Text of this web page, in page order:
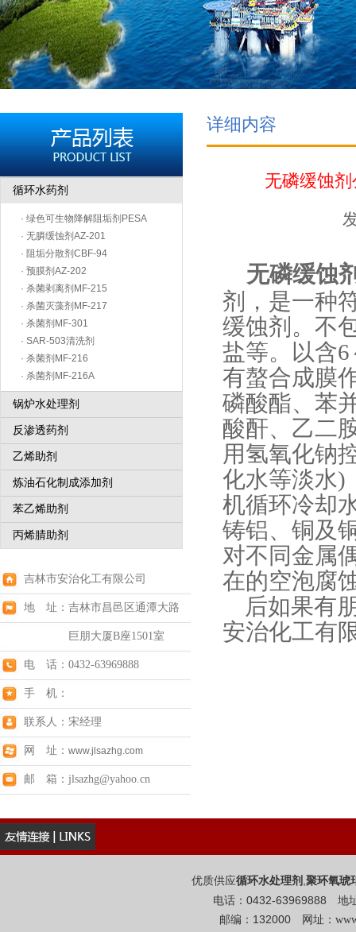
循环水药剂
· 绿色可生物降解阻垢剂PESA
· 无膦缓蚀剂AZ-201
· 阻垢分散剂CBF-94
· 预膜剂AZ-202
· 杀菌剥离剂MF-215
· 杀菌灭藻剂MF-217
· 杀菌剂MF-301
· SAR-503清洗剂
· 杀菌剂MF-216
· 杀菌剂MF-216A
锅炉水处理剂
反渗透药剂
乙烯助剂
炼油石化制成添加剂
苯乙烯助剂
丙烯腈助剂
吉林市安治化工有限公司
地 址：吉林市昌邑区通潭大路
巨朋大厦B座1501室
电 话：0432-63969888
手 机：
联系人：宋经理
网 址： www.jlsazhg.com
邮 箱：jlsazhg@yahoo.cn
详细内容
无磷缓蚀
无磷缓蚀
剂，是一种
缓蚀剂。不
盐等。以含
有螯合成膜
磷酸酯、苯
酸酐、 乙二
用氢氧化钠
化水等淡水)
机循环冷却
铸铝、铜及
对不同金属
在的空泡腐
后如果有
安治化工有
优质供应循环水处理剂 ,聚环氧琥
电话：0432-63969888 地
邮编：132000 网址：